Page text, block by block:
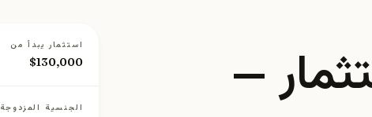
— استثمار يبدأ من
$130,000
الجنسية المزدوجة